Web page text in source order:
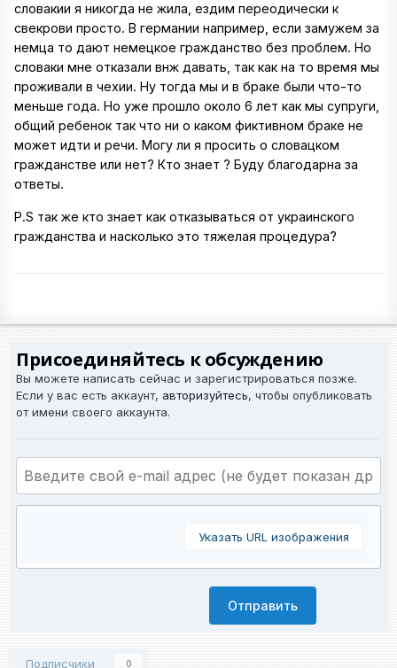
словакии я никогда не жила, ездим переодически к
свекрови просто. В германии например, если замужем за
немца то дают немецкое гражданство без проблем. Но
словаки мне отказали внж давать, так как на то время мы
проживали в чехии. Ну тогда мы и в браке были что-то
меньше года. Но уже прошло около 6 лет как мы супруги,
общий ребенок так что ни о каком фиктивном браке не
может идти и речи. Могу ли я просить о словацком
гражданстве или нет? Кто знает ? Буду благодарна за
ответы.
P.S так же кто знает как отказываться от украинского
гражданства и насколько это тяжелая процедура?
Присоединяйтесь к обсуждению
Вы можете написать сейчас и зарегистрироваться позже.
Если у вас есть аккаунт, авторизуйтесь, чтобы опубликовать
от имени своего аккаунта.
Указать URL изображения
Отправить
Подписчики 0